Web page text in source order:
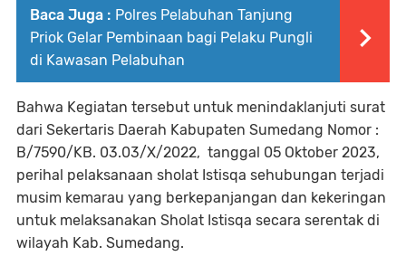
Baca Juga : Polres Pelabuhan Tanjung
Priok Gelar Pembinaan bagi Pelaku Pungli
di Kawasan Pelabuhan
Bahwa Kegiatan tersebut untuk menindaklanjuti surat
dari Sekertaris Daerah Kabupaten Sumedang Nomor :
B/7590/KB. 03.03/X/2022, tanggal 05 Oktober 2023,
perihal pelaksanaan sholat Istisqa sehubungan terjadi
musim kemarau yang berkepanjangan dan kekeringan
untuk melaksanakan Sholat Istisqa secara serentak di
wilayah Kab. Sumedang.